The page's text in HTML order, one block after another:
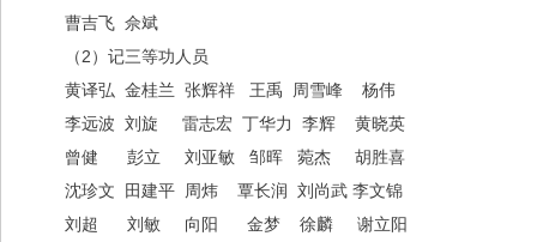
曹吉飞 佘斌
（2）记三等功人员
黄译弘 金桂兰 张辉祥 王禹 周雪峰 杨伟
李远波 刘旋 雷志宏 丁华力 李辉 黄晓英
曾健 彭立 刘亚敏 邹晖 菀杰 胡胜喜
沈珍文 田建平 周炜 覃长润 刘尚武 李文锦
刘超 刘敏 向阳 金梦 徐麟 谢立阳